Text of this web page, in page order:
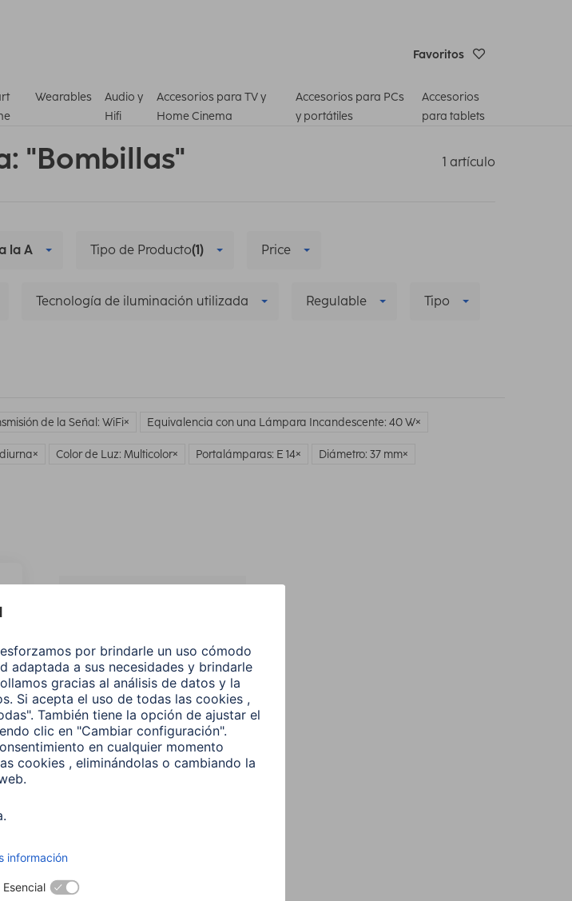
Favoritos
Wearables
Audio y
Hifi
Accesorios para TV y
Home Cinema
Accesorios para PCs
y portátiles
Accesorios
para tablets
"Bombillas" 1 artículo
la A Tipo de Producto(1) Price
Tecnología de iluminación utilizada Regulable Tipo
de la Señal: WiFi Equivalencia con una Lámpara Incandescente: 40 W
Color de Luz: Multicolor Portalámparas: E 14 Diámetro: 37 mm
producto que
buscas?
Buscar entre todos
nuestros
productos